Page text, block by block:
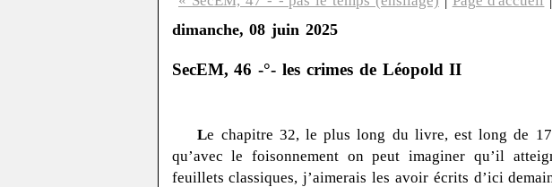
dimanche, 08 juin 2025
SecEM, 46 -°- les crimes de Léopold II
Le chapitre 32, le plus long du livre, est long de
qu’avec le foisonnement on peut imaginer qu’il
feuillets classiques, j’aimerais les avoir écrits d’ici